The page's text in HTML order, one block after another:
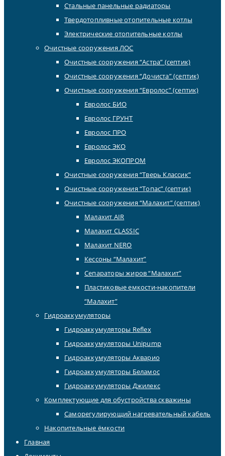
Стальные панельные радиаторы
Твердотопливные отопительные котлы
Электрические отопительные котлы
Очистные сооружения ЛОС
Очистные сооружения “Астра” (септик)
Очистные сооружения “Дочиста” (септик)
Очистные сооружения “Евролос” (септик)
Евролос БИО
Евролос ГРУНТ
Евролос ПРО
Евролос ЭКО
Евролос ЭКОПРОМ
Очистные сооружения “Тверь Классик”
Очистные сооружения “Топас” (септик)
Очистные сооружения “Малахит” (септик)
Малахит AIR
Малахит CLASSIC
Малахит NERO
Кессоны “Малахит”
Сепараторы жиров “Малахит”
Пластиковые емкости-накопители
“Малахит”
Гидроаккумуляторы
Гидроаккумуляторы Reflex
Гидроаккумуляторы Unipump
Гидроаккумуляторы Акварио
Гидроаккумуляторы Беламос
Гидроаккумуляторы Джилекс
Комплектующие для обустройства скважины
Саморегулирующий нагревательный кабель
Накопительные ёмкости
Главная